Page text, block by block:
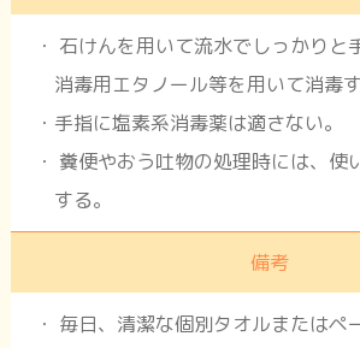
石けんを用いて流水でしっかりと
消毒用エタノール等を用いて消毒す
手指に塩素系消毒薬は適さない。
糞便やおう吐物の処理時には、使
する。
備考
毎日、清潔な個別タオルまたはペ